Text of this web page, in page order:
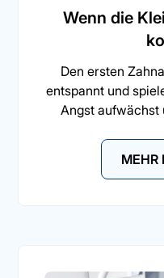
Wenn die
Den ersten
entspannt und
Angst aufwächst
MEHR